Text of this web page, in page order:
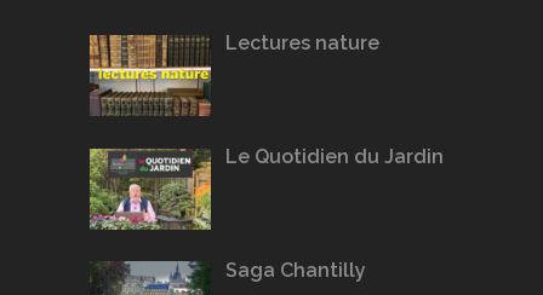
Lectures nature
Le Quotidien du Jardin
Saga Chantilly